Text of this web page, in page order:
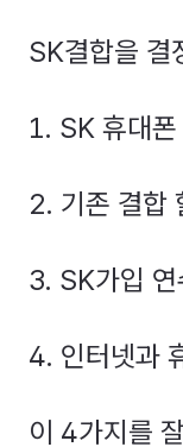
SK결합을 결
1. SK 휴대폰
2. 기존 결합
3. SK가입 연
4. 인터넷과
이 4가지를